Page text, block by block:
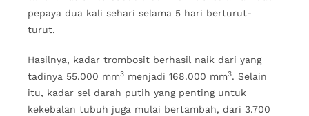
pepaya dua kali sehari selama 5 hari berturut-
turut.
Hasilnya, kadar trombosit berhasil naik dari yang
tadinya 55.000 mm3 menjadi 168.000 mm3. Selain
itu, kadar sel darah putih yang penting untuk
kekebalan tubuh juga mulai bertambah, dari 3.700